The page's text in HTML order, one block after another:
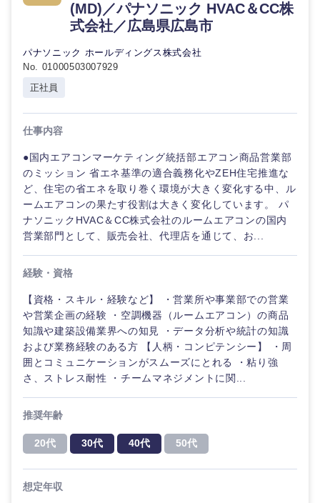
ご希望の職種を選択してください
経営企
画・事業
企画
経営ボー
ド
SCM
人事
マ
ケ
テ
ィ
ン
グ
事業管理
新規事業企画・立上げ
M&A・事業投資
政策渉外
その他企画業務
ご希望の職種を選択してください
経営企画・事業企画
経営ボード
管理
SCM
人事
マーケティング
営業
サービス
クリエイティブ
コンサルタント
専門職
技術職（IT）、Webサービス・制作、ゲーム
技術職（モノづくり）
ご希望の業界を選択してください
商社・卸
電気・電子・半導体
素材・化学・金属
食品・化粧品・アパレル・消費財
メディカル・ヘルスケア・ライフサイエンス
建設・不動産
倉庫・運輸・物流
小売・通販・外食
ご希望の勤務地を選択してください
北海道・東北地方
秋田県
宮城県 山形県
福島県
関東地方
茨城県 栃木県
ご希望条件を入力ください
希望年収
推奨年齢
20代 30代
40代 50代
フリーワード
こだわり条件を入力ください
急募 第二新卒
上場企業
スタートアップ企
業
転勤なし 海外勤務あり
(MD)／パナソニック HVAC＆CC株
式会社／広島県広島市
パナソニック ホールディングス株式会社
No. 01000503007929
正社員
仕事内容
●国内エアコンマーケティング統括部エアコン商品営業部
のミッション 省エネ基準の適合義務化やZEH住宅推進な
ど、住宅の省エネを取り巻く環境が大きく変化する中、ル
ームエアコンの果たす役割は大きく変化しています。 パ
ナソニックHVAC＆CC株式会社のルームエアコンの国内
営業部門として、販売会社、代理店を通じて、お...
経験・資格
【資格・スキル・経験など】 ・営業所や事業部での営業
や営業企画の経験 ・空調機器（ルームエアコン）の商品
知識や建築設備業界への知見 ・データ分析や統計の知識
および業務経験のある方 【人柄・コンピテンシー】 ・周
囲とコミュニケーションがスムーズにとれる ・粘り強
さ、ストレス耐性 ・チームマネジメントに関...
推奨年齢
20代 30代 40代 50代
想定年収